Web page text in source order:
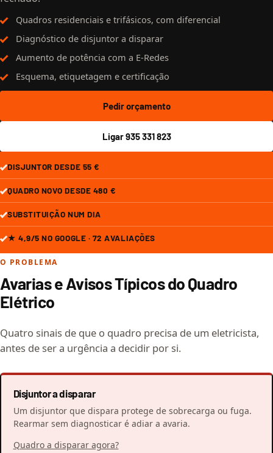
Quadros residenciais e trifásicos, com diferencial
Diagnóstico de disjuntor a disparar
Aumento de potência com a E-Redes
Esquema, etiquetagem e certificação
Pedir orçamento
Ligar 935 331 823
DISJUNTOR DESDE 55 €
QUADRO NOVO DESDE 480 €
SUBSTITUIÇÃO NUM DIA
★ 4,9/5 NO GOOGLE · 72 AVALIAÇÕES
O PROBLEMA
Avarias e Avisos Típicos do Quadro
Elétrico
Quatro sinais de que o quadro precisa de um eletricista,
antes de ser a urgência a decidir por si.
Disjuntor a disparar
Um disjuntor que dispara protege de sobrecarga ou fuga.
Rearmar sem diagnosticar é adiar a avaria.
Quadro a disparar agora?